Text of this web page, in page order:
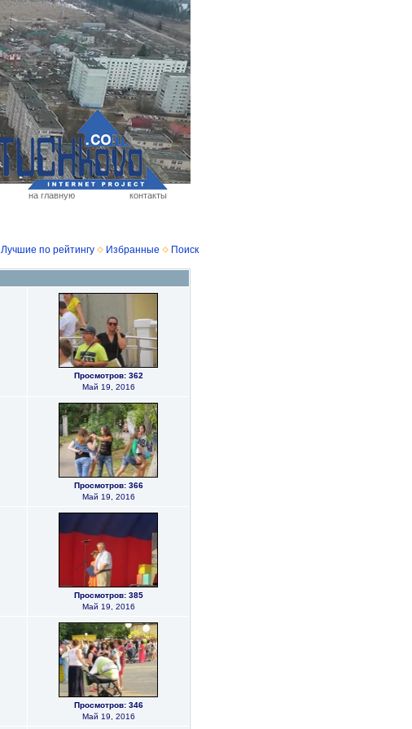
на главную
контакты
Лучшие по рейтингу Избранные Поиск
Просмотров: 362
Май 19, 2016
Просмотров: 366
Май 19, 2016
Просмотров: 385
Май 19, 2016
Просмотров: 346
Май 19, 2016